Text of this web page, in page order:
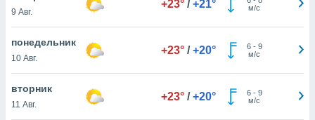
действия
рекламу
9 Авг.
+23° / +21°
м/с
понедельник
10 Авг.
+23° / +20° 6- 9
м/с
вторник
11 Авг.
+23° / +20° 6- 9
м/с